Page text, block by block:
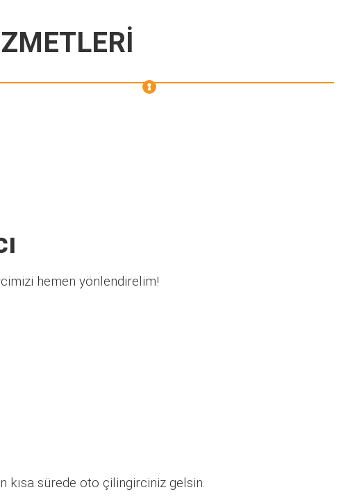
hemen yönlendirelim!
kısa sürede oto çilingirciniz gelsin.